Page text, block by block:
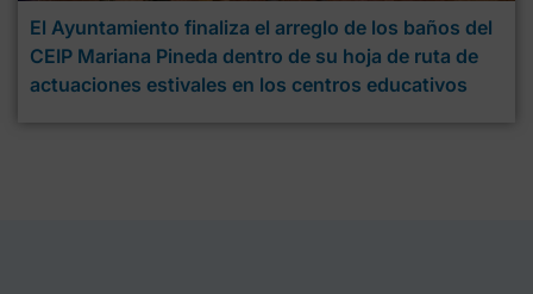
El Ayuntamiento finaliza el arreglo de los baños del
CEIP Mariana Pineda dentro de su hoja de ruta de
actuaciones estivales en los centros educativos